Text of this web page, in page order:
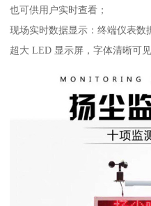
也可供用户实时查看；
现场实时数据显示：终端仪表数
超大 LED 显示屏，字体清晰可见